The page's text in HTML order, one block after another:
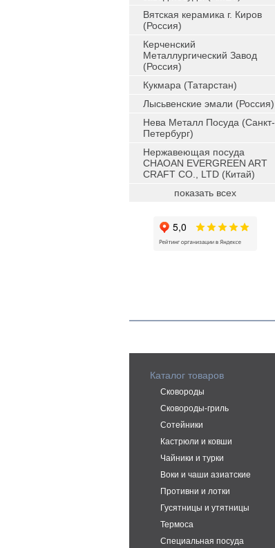
Вятская керамика г. Киров
(Россия)
Керченский
Металлургический Завод
(Россия)
Кукмара (Татарстан)
Лысьвенские эмали (Россия)
Нева Металл Посуда (Санкт-
Петербург)
Нержавеющая посуда
CHAOAN EVERGREEN ART
CRAFT CO., LTD (Китай)
показать всех
Каталог товаров
Сковороды
Сковороды-гриль
Сотейники
Кастрюли и ковши
Чайники и турки
Воки и чаши азиатские
Противни и лотки
Гусятницы и утятницы
Термоса
Специальная посуда